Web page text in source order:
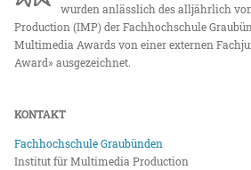
wurden anlässlich des alljährlich
Production (IMP) der Fachhochschule
Multimedia Awards von einer externen
Award» ausgezeichnet.
KONTAKT
Fachhochschule Graubünden
Institut für Multimedia Production